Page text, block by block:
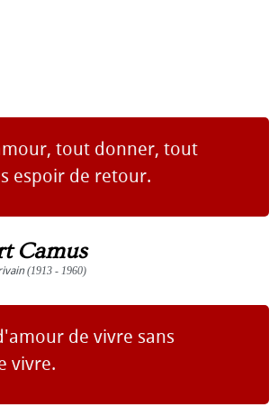
tout donner, tout
espoir de retour.
Camus
(1913 - 1960)
de vivre sans
vivre.